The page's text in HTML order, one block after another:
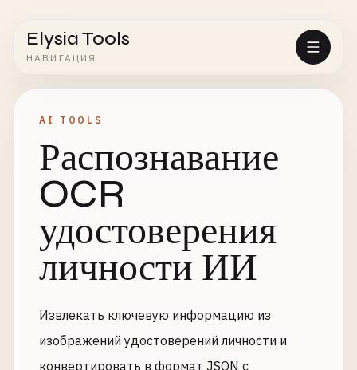
Elysia Tools
НАВИГАЦИЯ
AI TOOLS
Распознавание
OCR
удостоверения
личности ИИ
Извлекать ключевую информацию из
изображений удостоверений личности и
конвертировать в формат JSON с